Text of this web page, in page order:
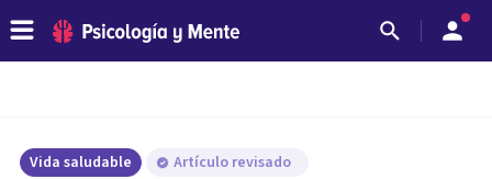
Vida saludable Artículo revisado